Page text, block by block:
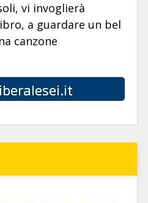
vi invoglierà
a guardare un bel
canzone